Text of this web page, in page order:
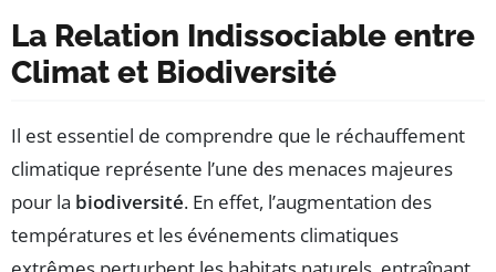
La Relation Indissociable entre
Climat et Biodiversité
Il est essentiel de comprendre que le réchauffement
climatique représente l’une des menaces majeures
pour la biodiversité. En effet, l’augmentation des
températures et les événements climatiques